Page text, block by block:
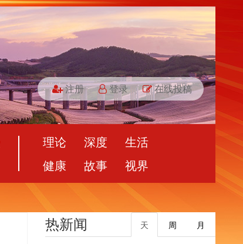
注册 登录 在线投稿
理论 深度
生活
健康
故事 视界
热新闻 月
周
天